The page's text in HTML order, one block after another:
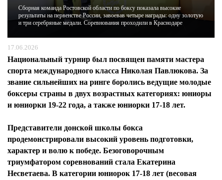
Сборная команда Ростовской области по боксу показала высокие
результаты на первенстве России, завоевав четыре награды: одну золотую
и три серебряные медали. Соревнования проходили в Краснодаре
17.06.2026
Национальный турнир был посвящен памяти мастера
спорта международного класса Николая Павлюкова. За
звание сильнейших на ринге боролись ведущие молодые
боксеры страны в двух возрастных категориях: юниоры
и юниорки 19-22 года, а также юниорки 17-18 лет.
Представители донской школы бокса
продемонстрировали высокий уровень подготовки,
характер и волю к победе. Безоговорочным
триумфатором соревнований стала Екатерина
Несветаева. В категории юниорок 17-18 лет (весовая